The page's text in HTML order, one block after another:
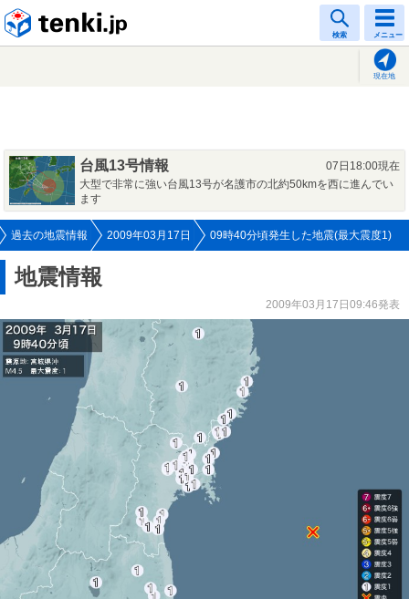
検索 メニュー
現在地
台風13号情報
07日18:00現在
大型で非常に強い台風13号が名護市の北約50kmを西に進んでい
ます
過去の地震情報 2009年03月17日 09時40分頃発生した地震(最大震度1)
地震情報
2009年03月17日09:46発表